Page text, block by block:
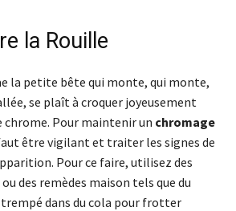
la Rouille
la petite bête qui monte, qui monte,
se plaît à croquer joyeusement
chrome. Pour maintenir un chromage
être vigilant et traiter les signes de
Pour ce faire, utilisez des
des remèdes maison tels que du
dans du cola pour frotter